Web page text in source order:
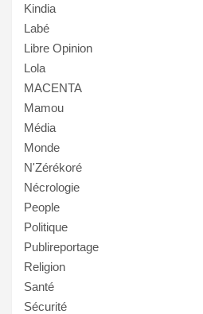
Kindia
Labé
Libre Opinion
Lola
MACENTA
Mamou
Média
Monde
N'Zérékoré
Nécrologie
People
Politique
Publireportage
Religion
Santé
Sécurité